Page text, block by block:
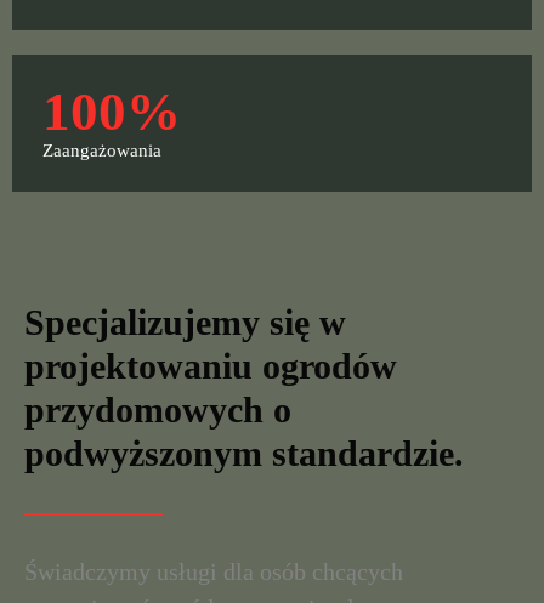
Zaangażowania
100%
Specjalizujemy się w
projektowaniu ogrodów
przydomowych o
podwyższonym standardzie.
Świadczymy usługi dla osób chcących